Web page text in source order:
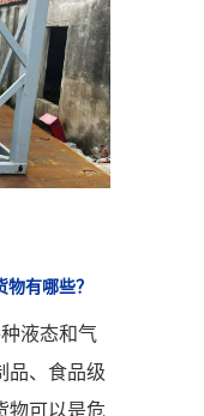
有哪些？
液态和气
品、食品级
物可以是危